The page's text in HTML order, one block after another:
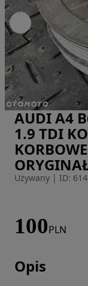
Zdjęcie 1 z 5
AUDI A4
1.9 TDI
Używany | ID:
100PLN
Opis